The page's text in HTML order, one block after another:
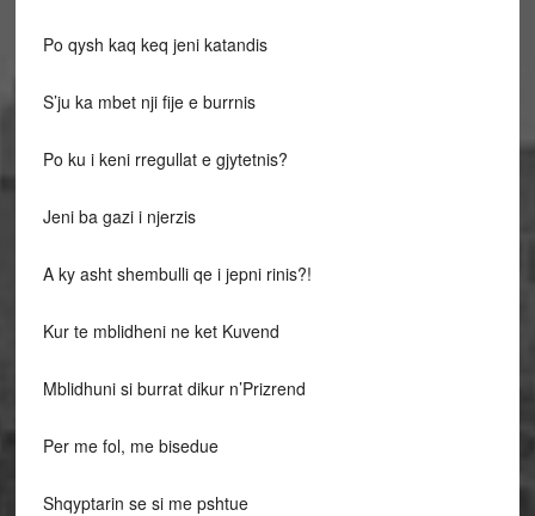
Po qysh kaq keq jeni katandis
S’ju ka mbet nji fije e burrnis
Po ku i keni rregullat e gjytetnis?
Jeni ba gazi i njerzis
A ky asht shembulli qe i jepni rinis?!
Kur te mblidheni ne ket Kuvend
Mblidhuni si burrat dikur n’Prizrend
Per me fol, me bisedue
Shqyptarin se si me pshtue